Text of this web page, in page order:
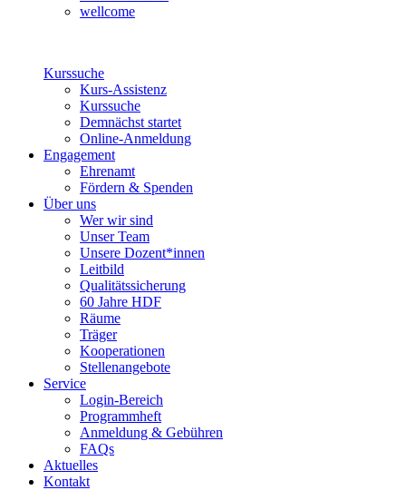
wellcome
Kurssuche
Kurs-Assistenz
Kurssuche
Demnächst startet
Online-Anmeldung
Engagement
Ehrenamt
Fördern & Spenden
Über uns
Wer wir sind
Unser Team
Unsere Dozent*innen
Leitbild
Qualitätssicherung
60 Jahre HDF
Räume
Träger
Kooperationen
Stellenangebote
Service
Login-Bereich
Programmheft
Anmeldung & Gebühren
FAQs
Aktuelles
Kontakt